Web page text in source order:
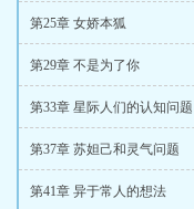
第25章 女娇本狐
第29章 不是为了你
第33章 星际人们的认知问题
第37章 苏妲己和灵气问题
第41章 异于常人的想法